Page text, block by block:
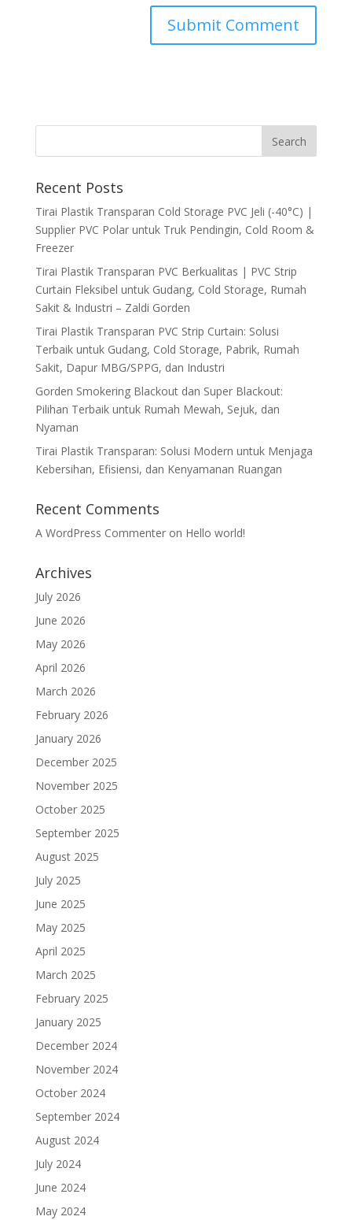
Recent Posts
Tirai Plastik Transparan Cold Storage PVC Jeli (-40°C) |
Supplier PVC Polar untuk Truk Pendingin, Cold Room &
Freezer
Tirai Plastik Transparan PVC Berkualitas | PVC Strip
Curtain Fleksibel untuk Gudang, Cold Storage, Rumah
Sakit & Industri – Zaldi Gorden
Tirai Plastik Transparan PVC Strip Curtain: Solusi
Terbaik untuk Gudang, Cold Storage, Pabrik, Rumah
Sakit, Dapur MBG/SPPG, dan Industri
Gorden Smokering Blackout dan Super Blackout:
Pilihan Terbaik untuk Rumah Mewah, Sejuk, dan
Nyaman
Tirai Plastik Transparan: Solusi Modern untuk Menjaga
Kebersihan, Efisiensi, dan Kenyamanan Ruangan
Recent Comments
A WordPress Commenteron Hello world!
Archives
July 2026
June 2026
May 2026
April 2026
March 2026
February 2026
January 2026
December 2025
November 2025
October 2025
September 2025
August 2025
July 2025
June 2025
May 2025
April 2025
March 2025
February 2025
January 2025
December 2024
November 2024
October 2024
September 2024
August 2024
July 2024
June 2024
May 2024